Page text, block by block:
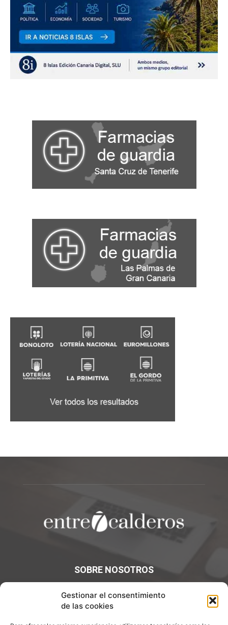
Gestionar el consentimiento
de las cookies
SOBRE NOSOTROS
¡Bienvenidos a Entre7Calderos.com, el lugar donde la
gastronomía y la cultura culinaria se encuentran! Sumérgete